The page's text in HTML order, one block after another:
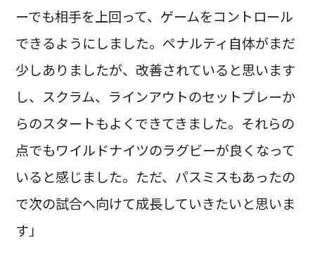
ーでも相手を上回って、ゲームをコントロール
できるようにしました。ペナルティ自体がまだ
少しありましたが、改善されていると思います
し、スクラム、ラインアウトのセットプレーか
らのスタートもよくできてきました。それらの
点でもワイルドナイツのラグビーが良くなって
いると感じました。ただ、パスミスもあったの
で次の試合へ向けて成長していきたいと思いま
す」